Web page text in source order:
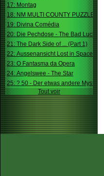
17: Montag
18: NM MULTI COUNTY PUZZLE
19: Divina Comédia
20: Die Pechdose - The Bad Luck Box
21: The Dark Side of ... (Part 1)
22: Aussenansicht Lost in Space
23: O Fantasma da Opera
24: Angelswee - The Star
25: ? 50 - Der etwas andere Mystery
Tout voir